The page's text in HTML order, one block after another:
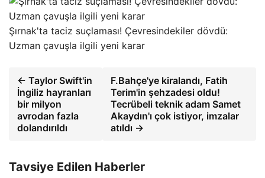
Şırnak'ta taciz suçlaması! Çevresindekiler dövdü:
Uzman çavuşla ilgili yeni karar
← Taylor Swift'in
İngiliz hayranları
bir milyon
avrodan fazla
dolandırıldı
F.Bahçe'ye kiralandı, Fatih
Terim'in şehzadesi oldu!
Tecrübeli teknik adam Samet
Akaydın'ı çok istiyor, imzalar
atıldı →
Tavsiye Edilen Haberler